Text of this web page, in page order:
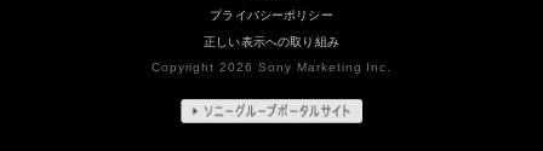
プライバシーポリシー
正しい表示への取り組み
Copyright 2026 Sony Marketing Inc.